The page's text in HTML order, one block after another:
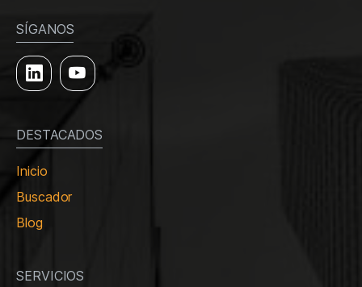
SÍGANOS
DESTACADOS
Inicio
Buscador
Blog
SERVICIOS